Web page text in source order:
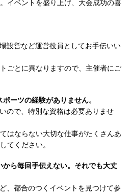
イベントを盛り上げ、大会成功の喜
設営など運営役員としてお手伝いい
ごとに異なりますので、主催者にご
ーツの経験がありません。
ので、特別な資格は必要ありませ
はならない大切な仕事がたくさんあ
てください。
ら毎回手伝えない。それでも大丈
、都合のつくイベントを見つけて参